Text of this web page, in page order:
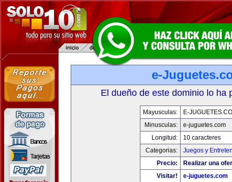
e-
El dueño de este dominio lo ha
Mayusculas:
E-
Minusculas:
e-juguetes.com
Longitud:
10 caracteres
Categorias:
Juegos y
Precio:
Realizar una
Visitar!
e-juguetes.com